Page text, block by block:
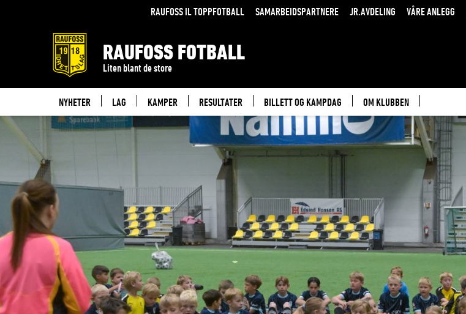
RAUFOSS IL TOPPFOTBALL SAMARBEIDSPARTNERE JR.AVDELING VÅRE ANLEGG
RAUFOSS FOTBALL
Liten blant de store
NYHETER LAG KAMPER RESULTATER BILLETT OG KAMPDAG OM KLUBBEN